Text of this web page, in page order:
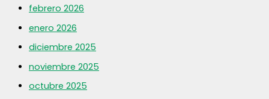
febrero 2026
enero 2026
diciembre 2025
noviembre 2025
octubre 2025